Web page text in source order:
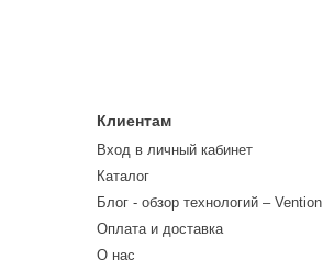
Клиентам
Вход в личный кабинет
Каталог
Блог - обзор технологий – Vention
Оплата и доставка
О нас